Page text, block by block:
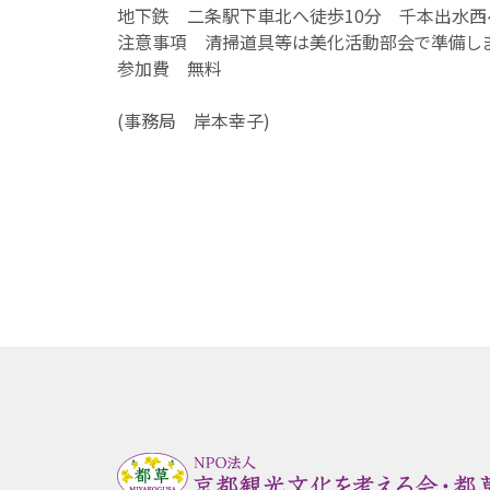
地下鉄 二条駅下車北へ徒歩10分 千本出水西
注意事項 清掃道具等は美化活動部会で準備しま
参加費 無料
(事務局 岸本幸子)